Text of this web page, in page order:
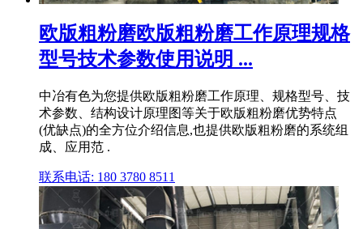
欧版粗粉磨欧版粗粉磨工作原理规格
型号技术参数使用说明 ...
中冶有色为您提供欧版粗粉磨工作原理、规格型号、技
术参数、结构设计原理图等关于欧版粗粉磨优势特点
(优缺点)的全方位介绍信息,也提供欧版粗粉磨的系统组
成、应用范 .
联系电话: 180 3780 8511